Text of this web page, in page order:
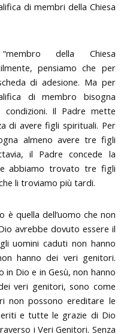
di membri della Chiesa
della Chiesa
pensiamo che per
di adesione. Ma per
di membro bisogna
condizioni. Il Padre mette
di avere figli spirituali. Per
almeno avere tre figli
il Padre concede la
abbiamo trovato tre figli
li troviamo più tardi.
è quella dell’uomo che non
avrebbe dovuto essere il
uomini caduti non hanno
hanno dei veri genitori.
Dio e in Gesù, non hanno
veri genitori, sono come
non possono ereditare le
e tutte le grazie di Dio
i Veri Genitori. Senza